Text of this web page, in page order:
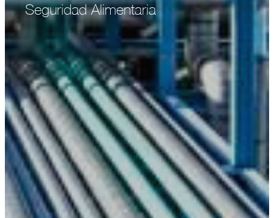
Seguridad Alimentaria